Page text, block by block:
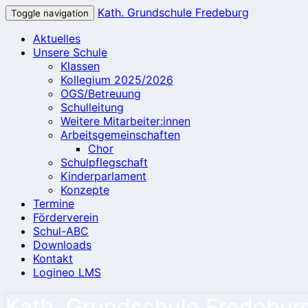
Toggle navigation
Kath. Grundschule Fredeburg
Aktuelles
Unsere Schule
Klassen
Kollegium 2025/2026
OGS/Betreuung
Schulleitung
Weitere Mitarbeiter:innen
Arbeitsgemeinschaften
Chor
Schulpflegschaft
Kinderparlament
Konzepte
Termine
Förderverein
Schul-ABC
Downloads
Kontakt
Logineo LMS